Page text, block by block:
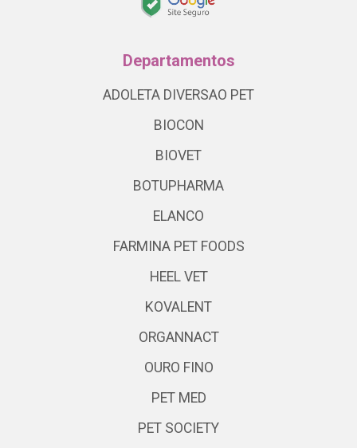
Departamentos
ADOLETA DIVERSAO PET
BIOCON
BIOVET
BOTUPHARMA
ELANCO
FARMINA PET FOODS
HEEL VET
KOVALENT
ORGANNACT
OURO FINO
PET MED
PET SOCIETY